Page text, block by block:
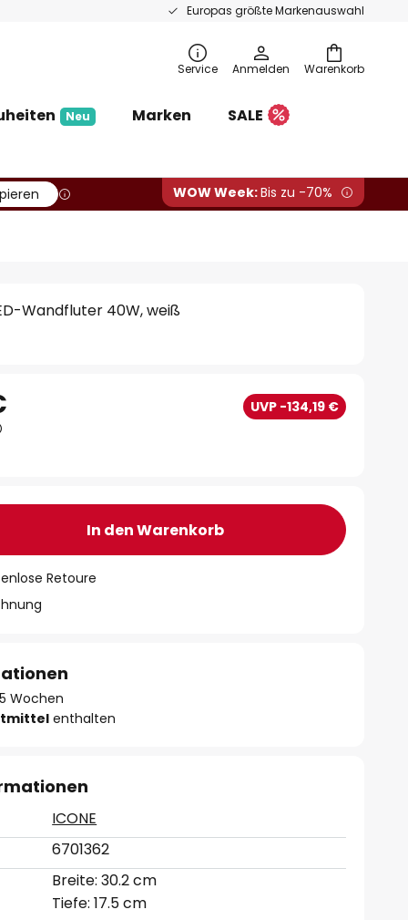
Europas größte Markenauswahl
Warenkorb
Service Anmelden
Neu Marken SALE
WOW Week:Bis zu -70%
Wandfluter 40W, weiß
UVP -134,19 €
In den Warenkorb
Retoure
Wochen
enthalten
ICONE
6701362
Breite: 30.2 cm
Tiefe: 17.5 cm